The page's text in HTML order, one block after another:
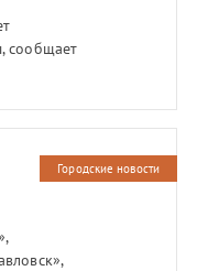
сообщает
Городские новости